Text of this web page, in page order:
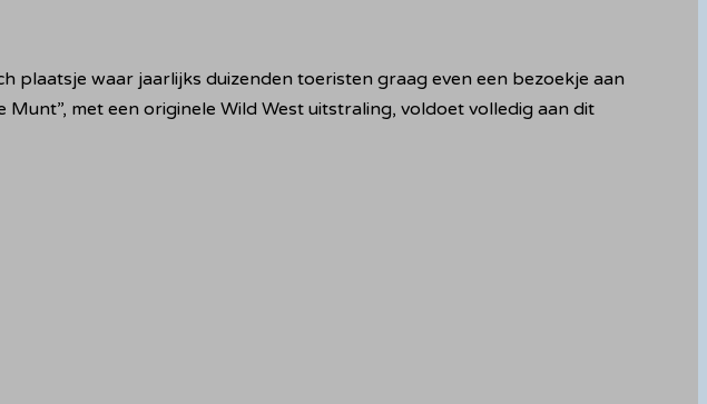
plaatsje waar jaarlijks duizenden toeristen graag even een bezoekje aan
met een originele Wild West uitstraling, voldoet volledig aan dit